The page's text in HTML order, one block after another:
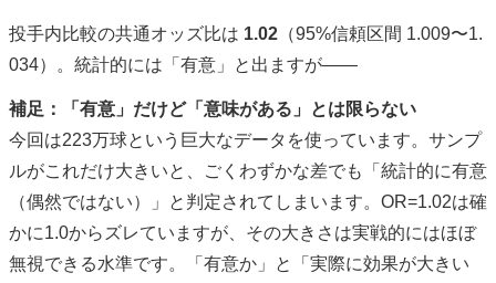
投手内比較の共通オッズ比は 1.02 （95%信頼区間 1.009〜1.
034）。統計的には「有意」と出ますが——
補足：「有意」だけど「意味がある」とは限らない
今回は223万球という巨大なデータを使っています。サンプ
ルがこれだけ大きいと、ごくわずかな差でも「統計的に有意
（偶然ではない）」と判定されてしまいます。OR=1.02は確
かに1.0からズレていますが、その大きさは実戦的にはほぼ
無視できる水準です。「有意か」と「実際に効果が大きい